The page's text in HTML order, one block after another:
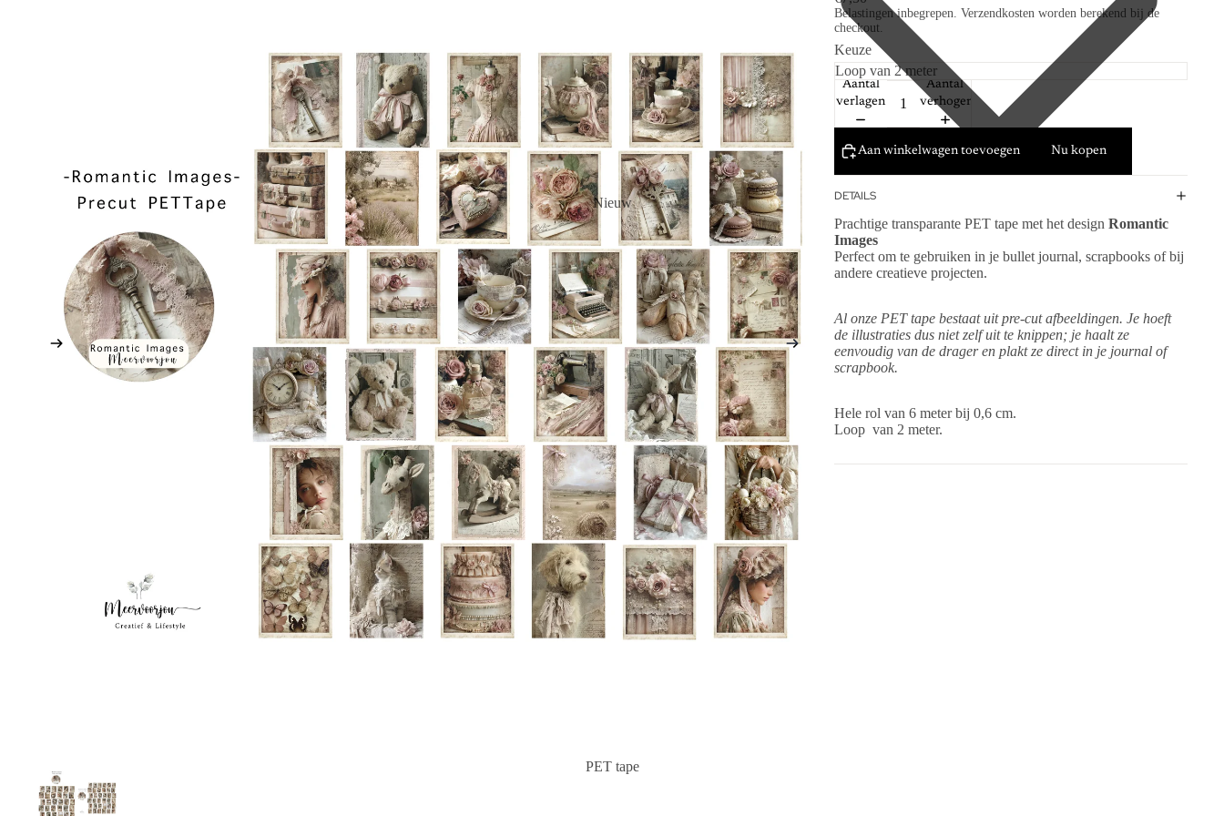
Nieuw
PET tape
Belastingen inbegrepen. Verzendkosten worden berekend bij de
checkout.
Keuze
Aantal
verlagen
Aantal
verhogen
Aan winkelwagen toevoegen Nu kopen
DETAILS
Prachtige transparante PET tape met het design Romantic
Images
Perfect om te gebruiken in je bullet journal, scrapbooks of bij
andere creatieve projecten.
Al onze PET tape bestaat uit pre-cut afbeeldingen. Je hoeft
de illustraties dus niet zelf uit te knippen; je haalt ze
eenvoudig van de drager en plakt ze direct in je journal of
scrapbook.
Hele rol van 6 meter bij 0,6 cm.
Loop van 2 meter.
Verzendbeleid